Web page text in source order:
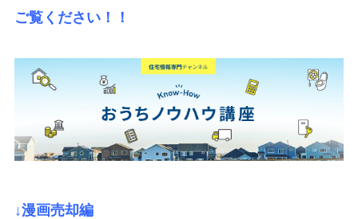
ご覧ください！！
↓漫画売却編